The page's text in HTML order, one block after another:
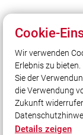
Unser
Freiwillige
Wiesenweg 2
92339
Tel: 08461/
E-Mail:
Cookie-
Wir verwenden
Erlebnis zu
Sie der
die Verwendung
Zukunft
Details zeigen